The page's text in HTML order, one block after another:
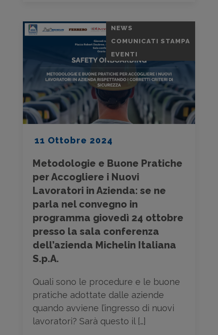
11 Ottobre 2024
NEWS
COMUNICATI STAMPA
EVENTI
Metodologie e Buone Pratiche
per Accogliere i Nuovi
Lavoratori in Azienda: se ne
parla nel convegno in
programma giovedì 24 ottobre
presso la sala conferenza
dell’azienda Michelin Italiana
S.p.A.
Quali sono le procedure e le buone
pratiche adottate dalle aziende
quando avviene l’ingresso di nuovi
lavoratori? Sarà questo il […]